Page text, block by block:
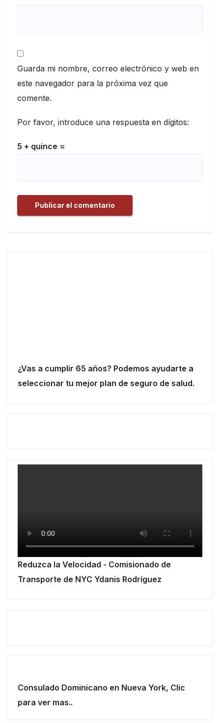
Guarda mi nombre, correo electrónico y web en
este navegador para la próxima vez que
comente.
Por favor, introduce una respuesta en dígitos:
5 + quince =
¿Vas a cumplir 65 años? Podemos ayudarte a
seleccionar tu mejor plan de seguro de salud.
Reduzca la Velocidad - Comisionado de
Transporte de NYC Ydanis Rodríguez
Consulado Dominicano en Nueva York, Clic
para ver mas..